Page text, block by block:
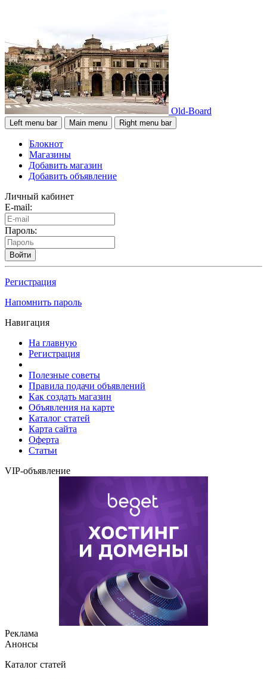
Old-Board
Left menu bar Main menu Right menu bar
Блокнот
Магазины
Добавить магазин
Добавить объявление
Личный кабинет
E-mail:
Пароль:
Войти
Регистрация
Напомнить пароль
Навигация
На главную
Регистрация
Полезные советы
Правила подачи объявлений
Как создать магазин
Объявления на карте
Каталог статей
Карта сайта
Оферта
Статьи
VIP-объявление
Реклама
Анонсы
Каталог статей